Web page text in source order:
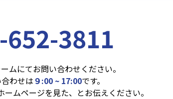
652-3811
ムにてお問い合わせください。
わせは９:00 ~ 17:00です。
ムページを見た、とお伝えください。